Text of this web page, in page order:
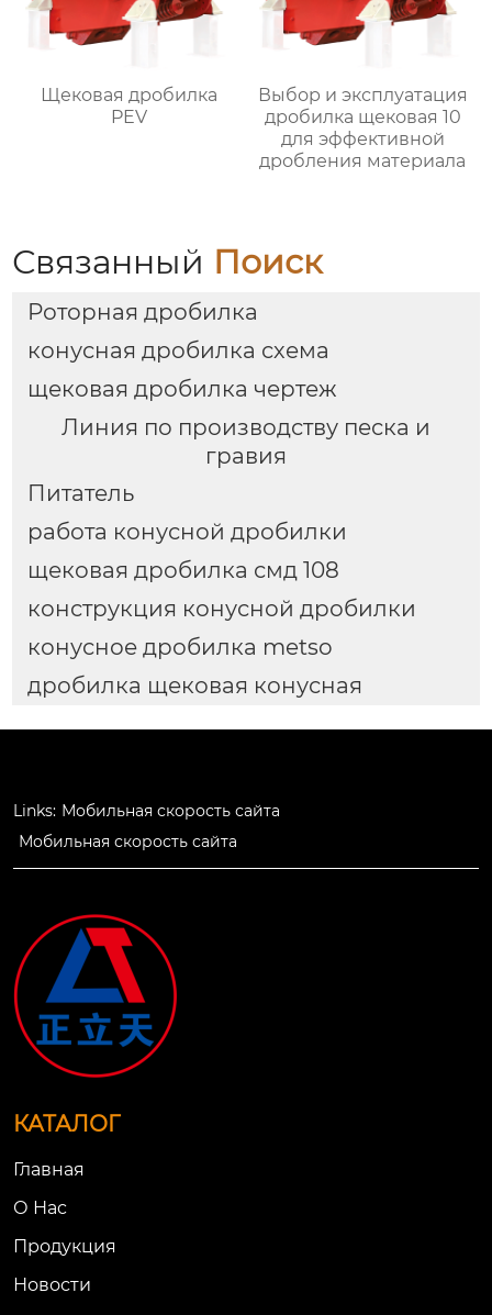
Щековая дробилка
PEV
Выбор и эксплуатация
дробилка щековая 10
для эффективной
дробления материала
Связанный Поиск
Роторная дробилка
конусная дробилка схема
щековая дробилка чертеж
Линия по производству песка и
гравия
Питатель
работа конусной дробилки
щековая дробилка смд 108
конструкция конусной дробилки
конусное дробилка metso
дробилка щековая конусная
Links: Мобильная скорость сайта
Мобильная скорость сайта
КАТАЛОГ
Главная
О Нac
Продукция
Новости